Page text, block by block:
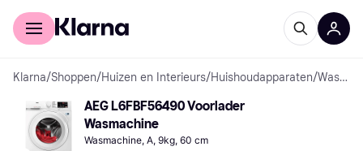
Voor shoppers
Klarna/Shoppen/Huizen en Interieurs/Huishoudapparaten/ Wasmachines
AEG L6FBF56490 Voorlader
Wasmachine
Wasmachine, A, 9kg, 60 cm